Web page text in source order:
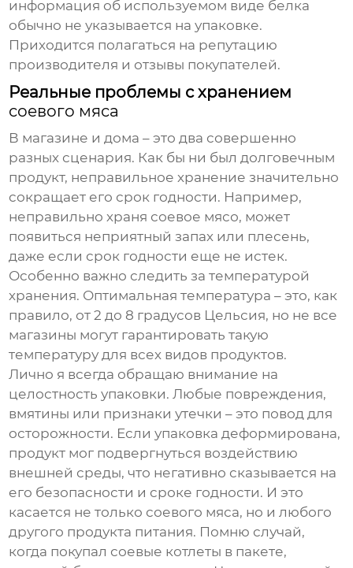
информация об используемом виде белка
обычно не указывается на упаковке.
Приходится полагаться на репутацию
производителя и отзывы покупателей.
Реальные проблемы с хранением
соевого мяса
В магазине и дома – это два совершенно
разных сценария. Как бы ни был долговечным
продукт, неправильное хранение значительно
сокращает его срок годности. Например,
неправильно храня соевое мясо, может
появиться неприятный запах или плесень,
даже если срок годности еще не истек.
Особенно важно следить за температурой
хранения. Оптимальная температура – это, как
правило, от 2 до 8 градусов Цельсия, но не все
магазины могут гарантировать такую
температуру для всех видов продуктов.
Лично я всегда обращаю внимание на
целостность упаковки. Любые повреждения,
вмятины или признаки утечки – это повод для
осторожности. Если упаковка деформирована,
продукт мог подвергнуться воздействию
внешней среды, что негативно сказывается на
его безопасности и сроке годности. И это
касается не только соевого мяса, но и любого
другого продукта питания. Помню случай,
когда покупал соевые котлеты в пакете,